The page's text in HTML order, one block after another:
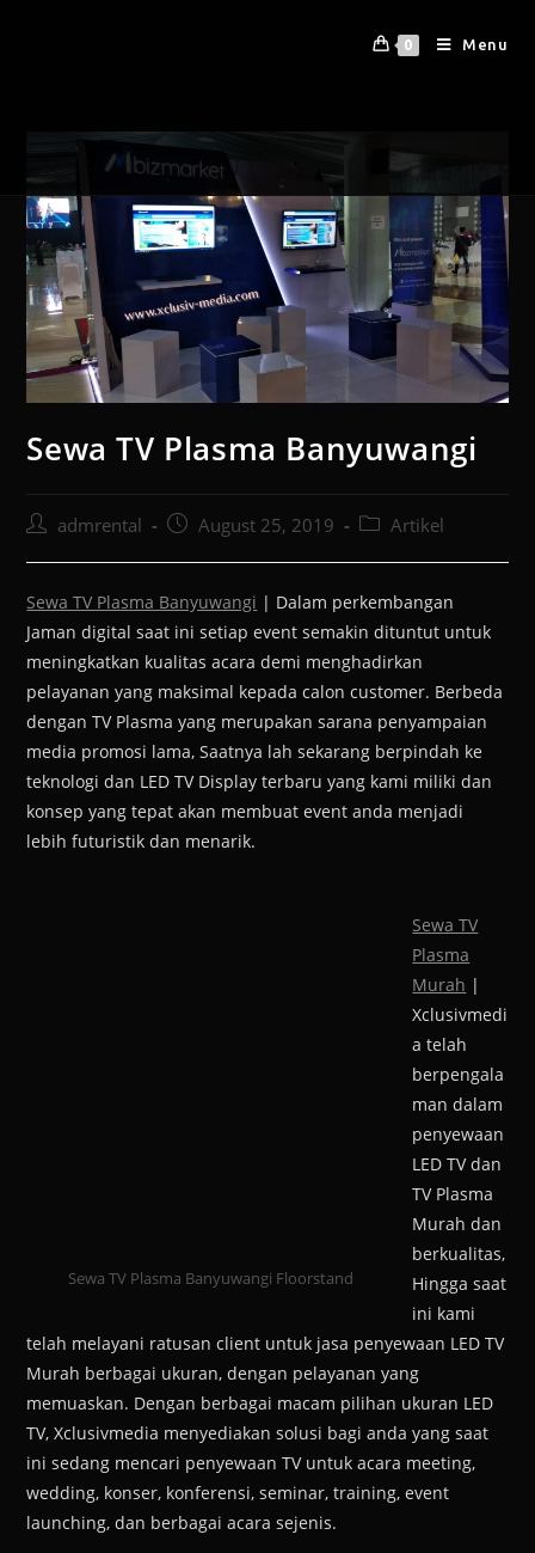
0 Menu
Sewa TV Plasma Banyuwangi
admrental August 25, 2019 Artikel
Sewa TV Plasma Banyuwangi | Dalam perkembangan
Jaman digital saat ini setiap event semakin dituntut untuk
meningkatkan kualitas acara demi menghadirkan
pelayanan yang maksimal kepada calon customer. Berbeda
dengan TV Plasma yang merupakan sarana penyampaian
media promosi lama, Saatnya lah sekarang berpindah ke
teknologi dan LED TV Display terbaru yang kami miliki dan
konsep yang tepat akan membuat event anda menjadi
lebih futuristik dan menarik.
Sewa TV Plasma Banyuwangi Floorstand
Sewa TV
Plasma
Murah |
Xclusivmedi
a telah
berpengala
man dalam
penyewaan
LED TV dan
TV Plasma
Murah dan
berkualitas,
Hingga saat
ini kami
telah melayani ratusan client untuk jasa penyewaan LED TV
Murah berbagai ukuran, dengan pelayanan yang
memuaskan. Dengan berbagai macam pilihan ukuran LED
TV, Xclusivmedia menyediakan solusi bagi anda yang saat
ini sedang mencari penyewaan TV untuk acara meeting,
wedding, konser, konferensi, seminar, training, event
launching, dan berbagai acara sejenis.